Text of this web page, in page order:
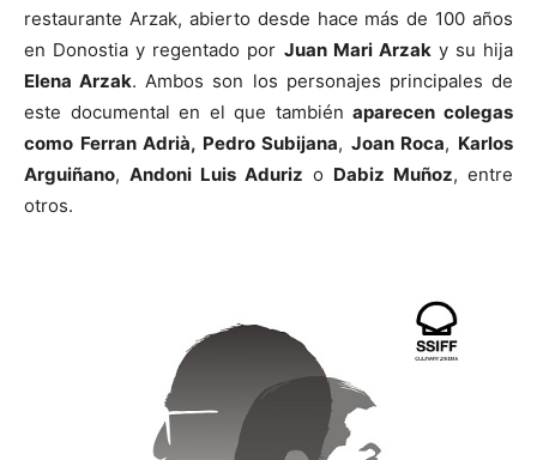
restaurante Arzak, abierto desde hace más de 100 años
en Donostia y regentado por Juan Mari Arzak y su hija
Elena Arzak. Ambos son los personajes principales de
este documental en el que tambiénaparecen colegas
como Ferran Adrià, Pedro Subijana, Joan Roca, Karlos
Arguiñano, Andoni Luis Aduriz o Dabiz Muñoz, entre
otros.